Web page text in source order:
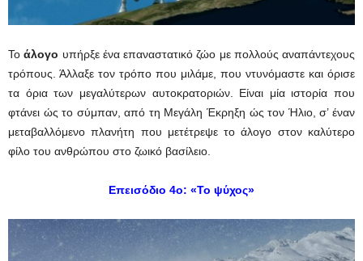
Τοάλογο υπήρξε ένα επαναστατικό ζώο με πολλούς αναπάντεχους
τρόπους. Άλλαξε τον τρόπο που μιλάμε, που ντυνόμαστε και όρισε
τα όρια των μεγαλύτερων αυτοκρατοριών. Είναι μία ιστορία που
φτάνει ώς το σύμπαν, από τη Μεγάλη Έκρηξη ώς τον Ήλιο, σ’ έναν
μεταβαλλόμενο πλανήτη που μετέτρεψε το άλογο στον καλύτερο
φίλο του ανθρώπου στο ζωικό βασίλειο.
Επεισόδιο 4ο: «Το ψύχος»